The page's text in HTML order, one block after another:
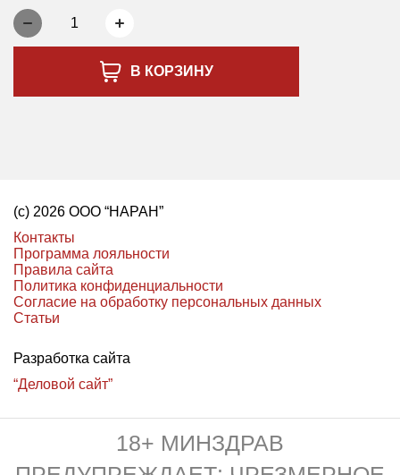
1
В КОРЗИНУ
(с) 2026 ООО “НАРАН”
Контакты
Программа лояльности
Правила сайта
Политика конфиденциальности
Согласие на обработку персональных данных
Статьи
Разработка сайта
“Деловой сайт”
18+ МИНЗДРАВ